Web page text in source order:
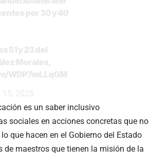
es un saber inclusivo
sociales en acciones concretas que no
que hacen en el Gobierno del Estado
maestros que tienen la misión de la